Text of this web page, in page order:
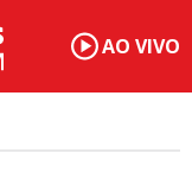
AO VIVO